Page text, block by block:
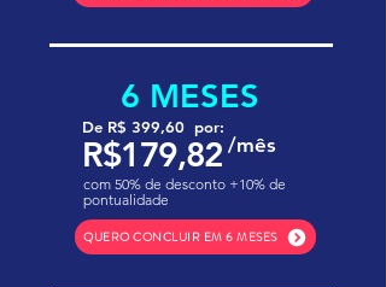
6 MESES
De R$ 399,60 por:
R$179,82 /mês
com 50% de desconto +10% de
pontualidade
QUERO CONCLUIR EM 6 MESES